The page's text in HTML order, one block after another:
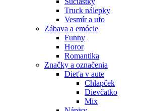
Truck nálepky
Vesmír a ufo
Zábava a emócie
Funny
Horor
Romantika
Značky a označenia
Dieťa v aute
Chlapček
Dievčatko
Mix